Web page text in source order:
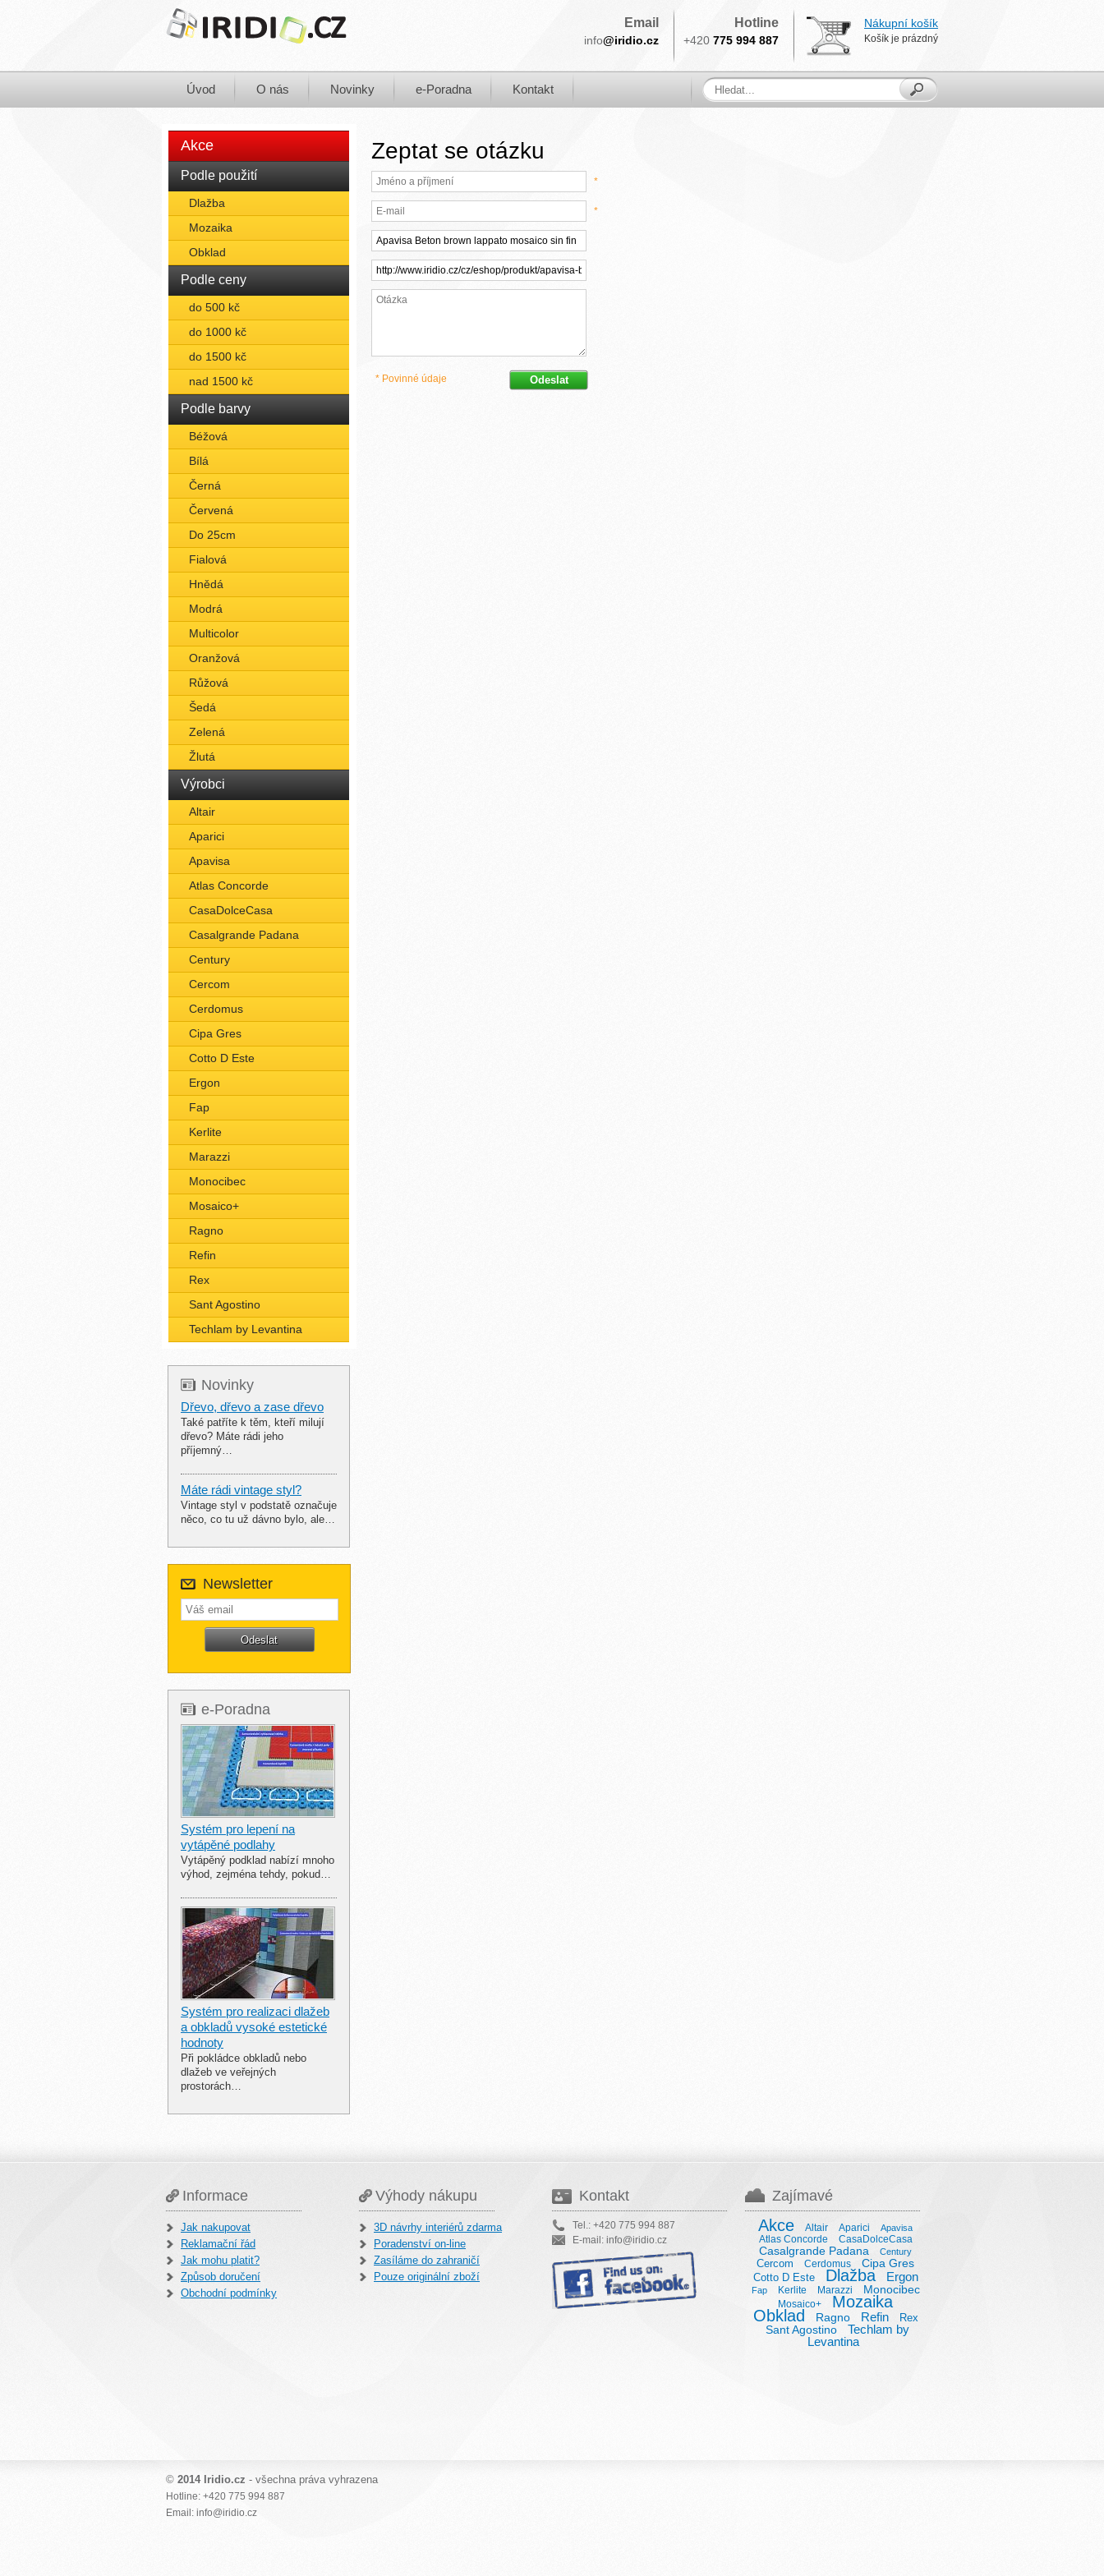
Email
info@iridio.cz
Hotline
+420 775 994 887
Nákupní košík
Košík je prázdný
Úvod O nás Novinky e-Poradna Kontakt
Akce
Podle použití
Dlažba
Mozaika
Obklad
Podle ceny
do 500 kč
do 1000 kč
do 1500 kč
nad 1500 kč
Podle barvy
Béžová
Bílá
Černá
Červená
Do 25cm
Fialová
Hnědá
Modrá
Multicolor
Oranžová
Růžová
Šedá
Zelená
Žlutá
Výrobci
Altair
Aparici
Apavisa
Atlas Concorde
CasaDolceCasa
Casalgrande Padana
Century
Cercom
Cerdomus
Cipa Gres
Cotto D Este
Ergon
Fap
Kerlite
Marazzi
Monocibec
Mosaico+
Ragno
Refin
Rex
Sant Agostino
Techlam by Levantina
Novinky
Dřevo, dřevo a zase dřevo
Také patříte k těm, kteří milují
dřevo? Máte rádi jeho
příjemný…
Máte rádi vintage styl?
Vintage styl v podstatě označuje
něco, co tu už dávno bylo, ale…
Newsletter
e-Poradna
Systém pro lepení na
vytápěné podlahy
Vytápěný podklad nabízí mnoho
výhod, zejména tehdy, pokud…
Systém pro realizaci dlažeb
a obkladů vysoké estetické
hodnoty
Při pokládce obkladů nebo
dlažeb ve veřejných
prostorách…
Zeptat se otázku
*
*
* Povinné údaje
Informace
Jak nakupovat
Reklamační řád
Jak mohu platit?
Způsob doručení
Obchodní podmínky
Výhody nákupu
3D návrhy interiérů zdarma
Poradenství on-line
Zasíláme do zahraničí
Pouze originální zboží
Kontakt
Tel.: +420 775 994 887
E-mail: info@iridio.cz
Zajímavé
Akce Altair Aparici Apavisa
Atlas Concorde CasaDolceCasa
Casalgrande Padana Century
Cercom Cerdomus Cipa Gres
Cotto D Este Dlažba Ergon
Fap Kerlite Marazzi Monocibec
Mosaico+ Mozaika
Obklad Ragno Refin Rex
Sant Agostino
Techlam by
Levantina
© 2014 Iridio.cz - všechna práva vyhrazena
Hotline: +420 775 994 887
Email: info@iridio.cz